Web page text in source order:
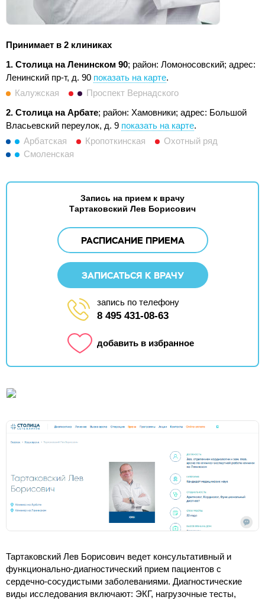
Принимает в 2 клиниках
1. Столица на Ленинском 90; район: Ломоносовский; адрес:
Ленинский пр-т, д. 90 показать на карте.
Калужская
Проспект Вернадского
2. Столица на Арбате; район: Хамовники; адрес: Большой
Власьевский переулок, д. 9 показать на карте.
Арбатская
Кропоткинская
Охотный ряд
Смоленская
Запись на прием к врачу
Тартаковский Лев Борисович
РАСПИСАНИЕ ПРИЕМА
ЗАПИСАТЬСЯ К ВРАЧУ
запись по телефону
8 495 431-08-63
добавить в избранное
Тартаковский Лев Борисович ведет консультативный и
функционально-диагностический прием пациентов с
сердечно-сосудистыми заболеваниями. Диагностические
виды исследования включают: ЭКГ, нагрузочные тесты,